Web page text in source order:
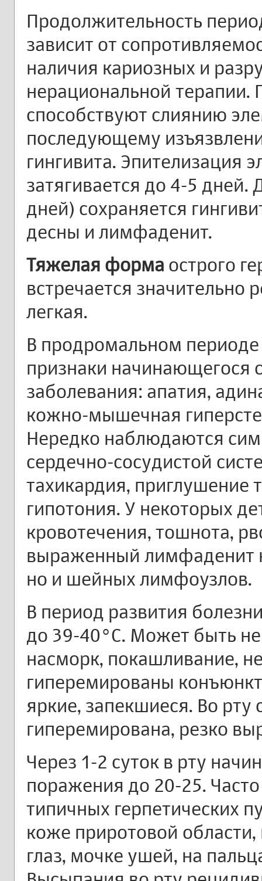
Продолжительность
зависит от
наличия кариозных и
нерациональной
способствуют слиянию
последующему
гингивита. Эпителизация
затягивается до 4-5
дней) сохраняется
десны и лимфаденит.
Тяжелая форма острого
встречается
легкая.
В продромальном
признаки начинающегося
заболевания: апатия,
кожно-мышечная
Нередко наблюдаются
сердечно-сосудистой
тахикардия, приглушение
гипотония. У некоторых
кровотечения, тошнота,
выраженный лимфаденит
но и шейных лимфоузлов.
В период развития
до 39-40°С. Может быть
насморк, покашливание,
гиперемированы
яркие, запекшиеся. Во рту
гиперемирована, резко
Через 1-2 суток в рту
поражения до 20-25.
типичных герпетических
коже приротовой
глаз, мочке ушей, на